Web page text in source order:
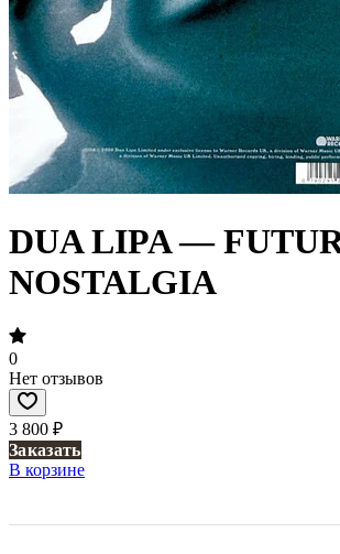
DUA LIPA —
NOSTALGIA
0
Нет отзывов
3 800 ₽
Заказать
В корзине